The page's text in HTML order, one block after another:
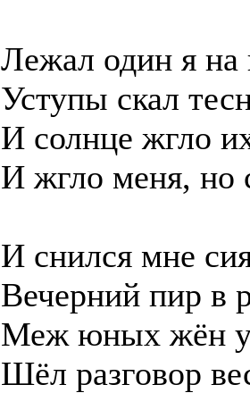
Лежал один я на
Уступы скал
И солнце жгло
И жгло меня, но
И снился мне
Вечерний пир в
Меж юных жён
Шёл разговор